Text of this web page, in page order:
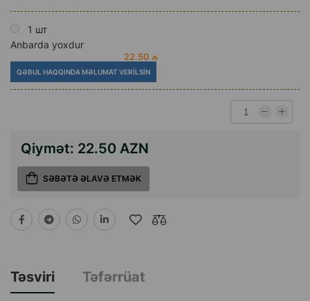
1 шт
Anbarda yoxdur
22.50 ₼
QƏBUL HAQQINDA MƏLUMAT VERILSIN
Qiymət: 22.50 AZN
SƏBƏTƏ ƏLAVƏ ETMƏK
Təsviri
Təfərrüat